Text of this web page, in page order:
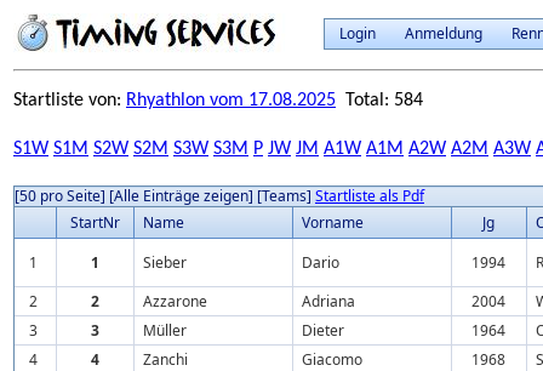
Login Anmeldung
Startliste von: Rhyathlon vom 17.08.2025 Total: 584
S1W S1M S2W S2M S3W S3M P JW JM A1W A1M A2W A2M A3W
[50 pro Seite] [Alle Einträge zeigen] [Teams] Startliste als Pdf
StartNr
Name Vorname Jg
1
1 Sieber Dario 1994
2
2 Azzarone Adriana 2004
3
3 Müller Dieter 1964
4
4 Zanchi Giacomo 1968